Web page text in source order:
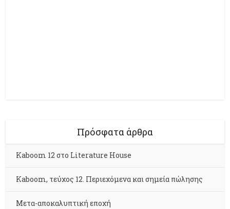
Πρόσφατα άρθρα
Kaboom 12 στο Literature House
Kaboom, τεύχος 12. Περιεχόμενα και σημεία πώλησης
Μετα-αποκαλυπτική εποχή